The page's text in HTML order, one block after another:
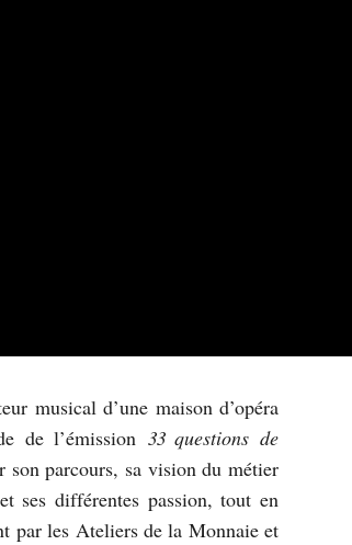
musical d’une maison d’opéra
de l’émission 33 questions de
parcours, sa vision du métier
ses différentes passion, tout en
par les Ateliers de la Monnaie et